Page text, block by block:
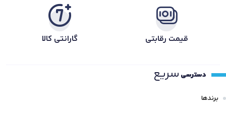
قیمت رقابتی گارانتی کالا
دسترسی سریع
برندها